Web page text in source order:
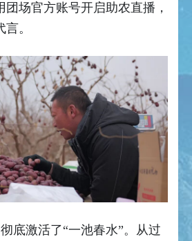
场官方账号开启助农直播，
。
底激活了“一池春水”。从过